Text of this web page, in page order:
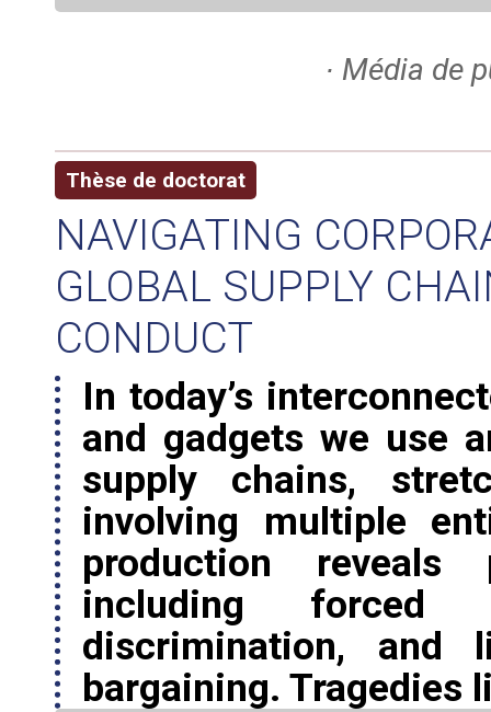
∙ Média de
Thèse de doctorat
NAVIGATING
GLOBAL SUPPLY
CONDUCT
In today’s
and gadgets we use
supply chains,
involving multiple
production reveals
including forced
discrimination, and
bargaining. Tragedies